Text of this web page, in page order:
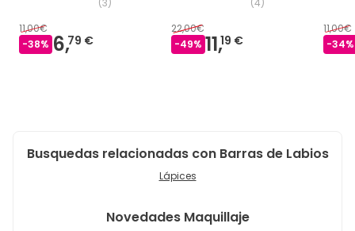
11,00€
-38% 6,79 €
22,00€
-49% 11,19 €
11,00€
-34%
Busquedas relacionadas con Barras de Labios
Lápices
Novedades Maquillaje